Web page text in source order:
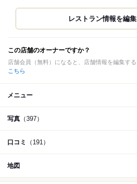
この店舗のオーナーですか？
店舗会員（無料）になると、店舗情報を編集する
こちら
メニュー
写真 （397）
口コミ （191）
地図